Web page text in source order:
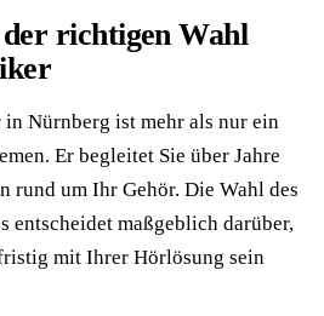
richtigen Wahl
Nürnberg ist mehr als nur ein
Er begleitet Sie über Jahre
rund um Ihr Gehör. Die Wahl des
entscheidet maßgeblich darüber,
mit Ihrer Hörlösung sein